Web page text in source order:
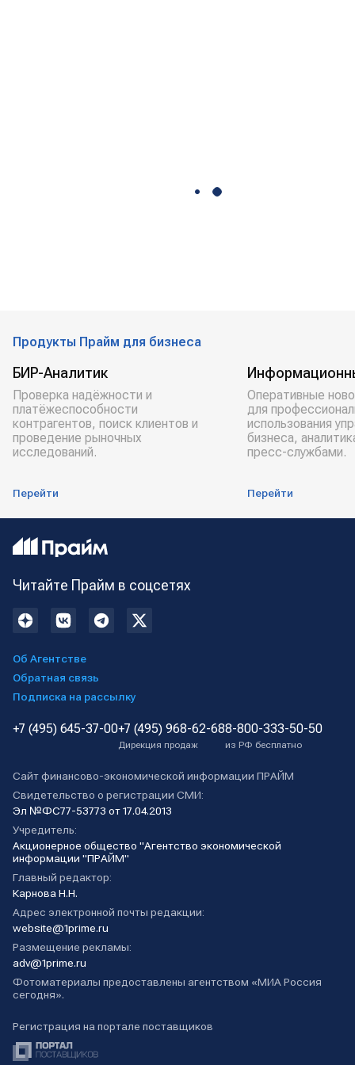
Продукты Прайм для бизнеса
БИР-Аналитик
Проверка надёжности и
платёжеспособности
контрагентов, поиск клиентов и
проведение рыночных
исследований.
Перейти
Оперативные
для
использования
бизнеса,
пресс-службами.
Перейти
Читайте Прайм в соцсетях
Об Агентстве
Обратная связь
Подписка на рассылку
+7 (495) 645-37-00+7 (495) 968-62-68
Дирекция продаж
8-800-333-50-50
из РФ бесплатно
Сайт финансово-экономической информации ПРАЙМ
Свидетельство о регистрации СМИ:
Эл №ФС77-53773 от 17.04.2013
Учредитель:
Акционерное общество "Агентство экономической
информации "ПРАЙМ"
Главный редактор:
Карнова Н.Н.
Адрес электронной почты редакции:
website@1prime.ru
Размещение рекламы:
adv@1prime.ru
Фотоматериалы предоставлены агентством «МИА Россия
сегодня».
Регистрация на портале поставщиков